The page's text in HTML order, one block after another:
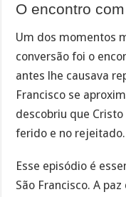
O encontro
Um dos momentos
conversão foi o
antes lhe causava
Francisco se
descobriu que
ferido e no rejeitado.
Esse episódio é
São Francisco. A